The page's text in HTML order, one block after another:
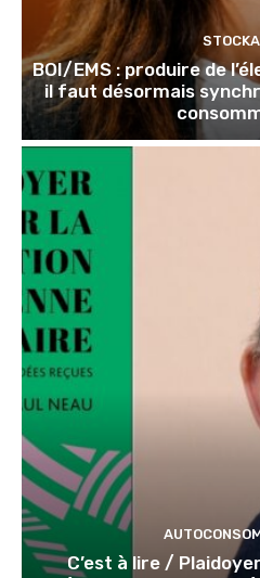
BOI/EMS : produire de
il faut désormais
C’est à lire /